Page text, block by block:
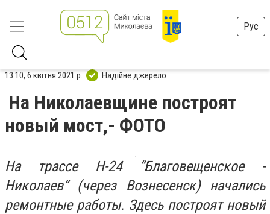
Рус
13:10, 6 квітня 2021 р. Надійне джерело
На Николаевщине построят
новый мост,- ФОТО
На трассе Н-24 “Благовещенское -
Николаев” (через Вознесенск) начались
ремонтные работы. Здесь построят новый